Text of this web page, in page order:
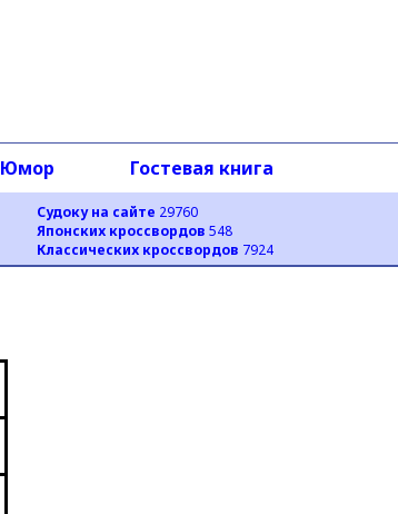
Судоку на сайте 29760
Японских кроссвордов 548
Классических кроссвордов 7924
Юмор Гостевая книга